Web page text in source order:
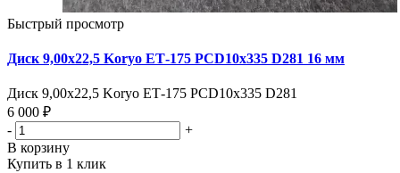
Быстрый просмотр
Диск 9,00х22,5 Koryo ЕТ-175 PCD10x335 D281 16 мм
Диск 9,00х22,5 Koryo ЕТ-175 PCD10x335 D281
6 000 ₽
-
+
В корзину
Купить в 1 клик